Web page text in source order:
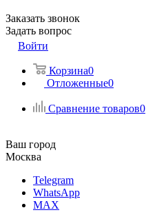
Заказать звонок
Задать вопрос
Войти
Корзина0
Отложенные0
Сравнение товаров0
Ваш город
Москва
Telegram
WhatsApp
MAX